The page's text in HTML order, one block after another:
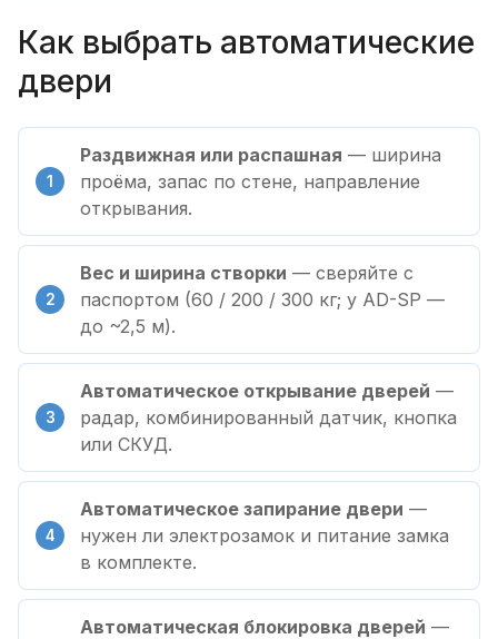
Как выбрать автоматические
двери
Раздвижная или распашная — ширина
проёма, запас по стене, направление
открывания.
Вес и ширина створки — сверяйте с
паспортом (60 / 200 / 300 кг; у AD-SP —
до ~2,5 м).
Автоматическое открывание дверей —
радар, комбинированный датчик, кнопка
или СКУД.
Автоматическое запирание двери —
нужен ли электрозамок и питание замка
в комплекте.
Автоматическая блокировка дверей —